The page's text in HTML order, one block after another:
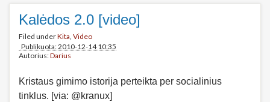
Kalėdos 2.0 [video]
Filed underKita, Video
Publikuota: 2010-12-14 10:35
Autorius:Darius
Kristaus gimimo istorija perteikta per socialinius
tinklus. [via: @kranux]